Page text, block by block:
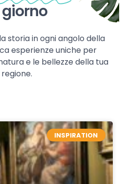
storia in ogni angolo della
esperienze uniche per
e le bellezze della tua
regione.
INSPIRATION